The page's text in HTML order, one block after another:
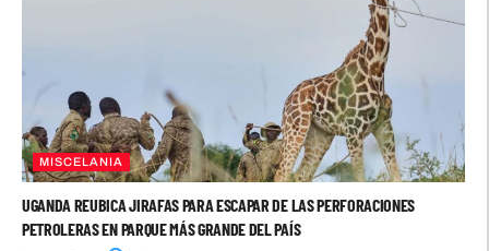
MISCELANIA
UGANDA REUBICA JIRAFAS PARA ESCAPAR DE LAS PERFORACIONES
PETROLERAS EN PARQUE MÁS GRANDE DEL PAÍS